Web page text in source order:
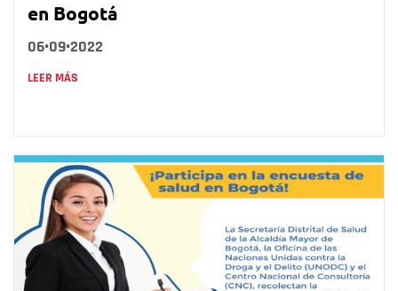
en Bogotá
06•09•2022
LEER MÁS